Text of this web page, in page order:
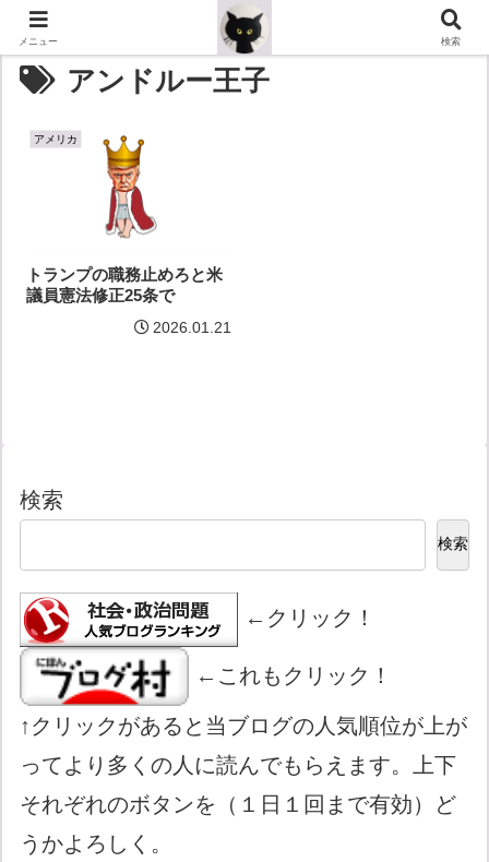
アンドルー王子
アメリカ
トランプの職務止めろと米
議員憲法修正25条で
2026.01.21
検索
検索
←クリック！
←これもクリック！
↑クリックがあると当ブログの人気順位が上が
ってより多くの人に読んでもらえます。上下
それぞれのボタンを（１日１回まで有効）ど
うかよろしく。
メニュー 検索